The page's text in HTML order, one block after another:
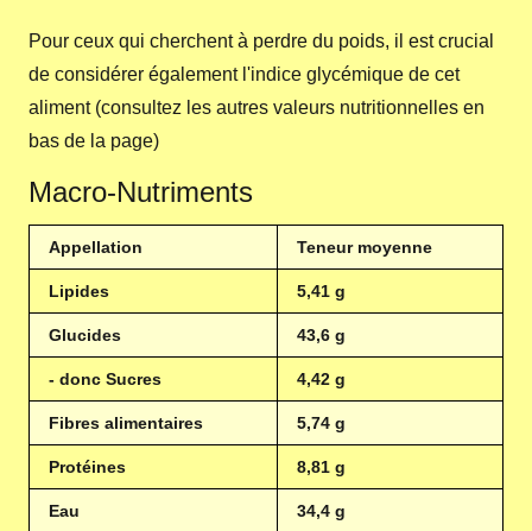
Pour ceux qui cherchent à perdre du poids, il est crucial
de considérer également l'indice glycémique de cet
aliment (consultez les autres valeurs nutritionnelles en
bas de la page)
Macro-Nutriments
Appellation Teneur moyenne
Lipides 5,41 g
Glucides 43,6 g
- donc Sucres 4,42 g
Fibres alimentaires 5,74 g
Protéines 8,81 g
Eau 34,4 g